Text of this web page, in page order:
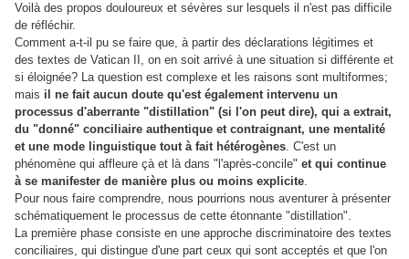
Voilà des propos douloureux et sévères sur lesquels il n'est pas difficile
de réfléchir.
Comment a-t-il pu se faire que, à partir des déclarations légitimes et
des textes de Vatican II, on en soit arrivé à une situation si différente et
si éloignée? La question est complexe et les raisons sont multiformes;
mais il ne fait aucun doute qu'est également intervenu un
processus d'aberrante "distillation" (si l'on peut dire), qui a extrait,
du "donné" conciliaire authentique et contraignant, une mentalité
et une mode linguistique tout à fait hétérogènes. C'est un
phénomène qui affleure çà et là dans "l'après-concile" et qui continue
à se manifester de manière plus ou moins explicite.
Pour nous faire comprendre, nous pourrions nous aventurer à présenter
schématiquement le processus de cette étonnante "distillation".
La première phase consiste en une approche discriminatoire des textes
conciliaires, qui distingue d'une part ceux qui sont acceptés et que l'on